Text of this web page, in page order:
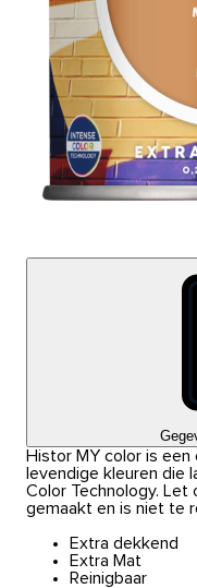
Histor MY color is
levendige kleuren die
Color Technology.
gemaakt en is niet te
Extra dekkend
Extra Mat
Reinigbaar